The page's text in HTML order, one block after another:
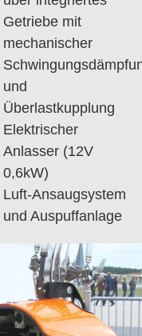
Getriebe mit
mechanischer
und
Überlastkupplung
Elektrischer
Anlasser (12V
0,6kW)
Luft-Ansaugsystem
und Auspuffanlage